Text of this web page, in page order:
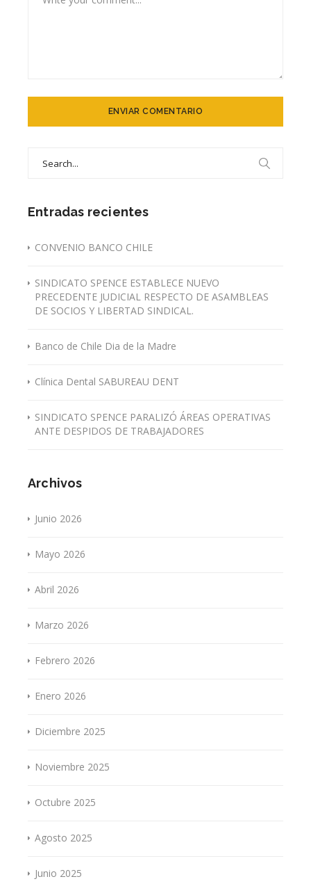
Entradas recientes
CONVENIO BANCO CHILE
SINDICATO SPENCE ESTABLECE NUEVO
PRECEDENTE JUDICIAL RESPECTO DE ASAMBLEAS
DE SOCIOS Y LIBERTAD SINDICAL.
Banco de Chile Dia de la Madre
Clínica Dental SABUREAU DENT
SINDICATO SPENCE PARALIZÓ ÁREAS OPERATIVAS
ANTE DESPIDOS DE TRABAJADORES
Archivos
Junio 2026
Mayo 2026
Abril 2026
Marzo 2026
Febrero 2026
Enero 2026
Diciembre 2025
Noviembre 2025
Octubre 2025
Agosto 2025
Junio 2025